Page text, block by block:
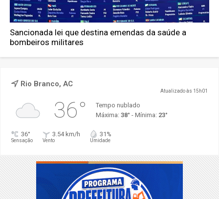
Sancionada lei que destina emendas da saúde a
bombeiros militares
Rio Branco, AC
Atualizado às 15h01
36°
Tempo nublado
Máxima: 38° - Mínima: 23°
36°
Sensação
3.54 km/h
Vento
31%
Umidade